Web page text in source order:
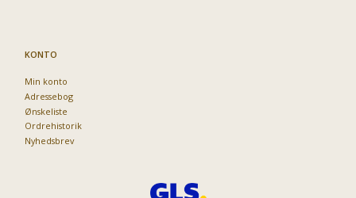
KONTO
Min konto
Adressebog
Ønskeliste
Ordrehistorik
Nyhedsbrev